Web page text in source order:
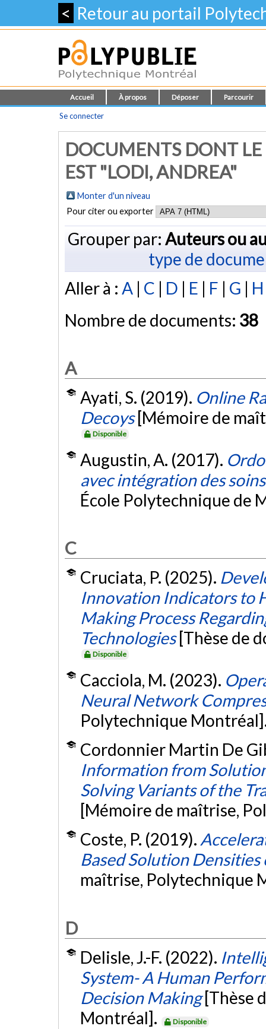
< Retour au portail
Accueil À propos Déposer Parcourir
Se connecter
DOCUMENTS DONT
EST "LODI, ANDREA"
Monter d'un niveau
Pour citer ou exporter
Grouper par: Auteurs ou
type de
Aller à : A | C | D | E | F | G | H
Nombre de documents: 38
A
Ayati, S. (2019). Online
Decoys [Mémoire de
Disponible
Augustin, A. (2017).
avec intégration des
École Polytechnique de
C
Cruciata, P. (2025).
Innovation Indicators to
Making Process
Technologies [Thèse de
Disponible
Cacciola, M. (2023).
Neural Network
Polytechnique
Cordonnier Martin De
Information from
Solving Variants of the
[Mémoire de maîtrise,
Coste, P. (2019).
Based Solution Densities
maîtrise, Polytechnique
D
Delisle, J.-F. (2022).
System- A Human
Decision Making [Thèse
Montréal].
Disponible